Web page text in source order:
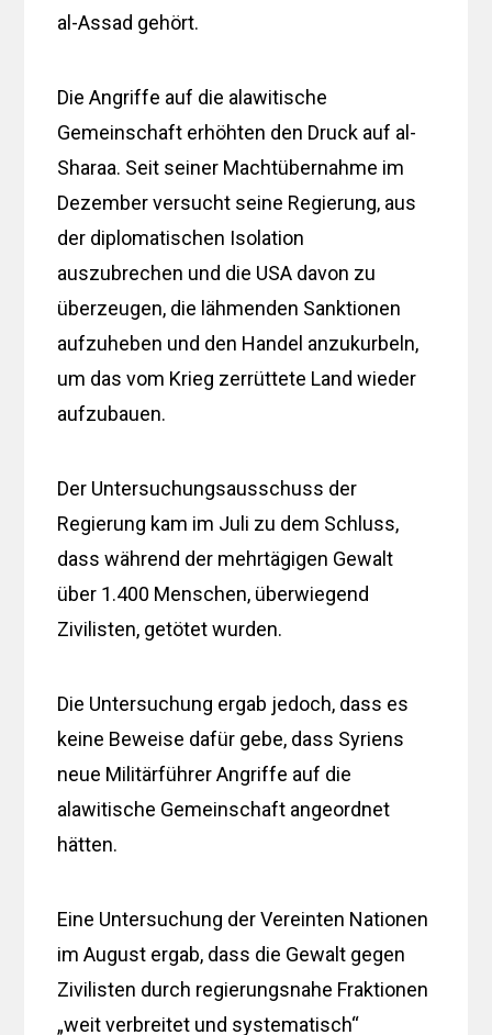
al-Assad gehört.
Die Angriffe auf die alawitische
Gemeinschaft erhöhten den Druck auf al-
Sharaa. Seit seiner Machtübernahme im
Dezember versucht seine Regierung, aus
der diplomatischen Isolation
auszubrechen und die USA davon zu
überzeugen, die lähmenden Sanktionen
aufzuheben und den Handel anzukurbeln,
um das vom Krieg zerrüttete Land wieder
aufzubauen.
Der Untersuchungsausschuss der
Regierung kam im Juli zu dem Schluss,
dass während der mehrtägigen Gewalt
über 1.400 Menschen, überwiegend
Zivilisten, getötet wurden.
Die Untersuchung ergab jedoch, dass es
keine Beweise dafür gebe, dass Syriens
neue Militärführer Angriffe auf die
alawitische Gemeinschaft angeordnet
hätten.
Eine Untersuchung der Vereinten Nationen
im August ergab, dass die Gewalt gegen
Zivilisten durch regierungsnahe Fraktionen
„weit verbreitet und systematisch“